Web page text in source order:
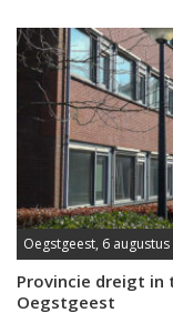
Oegstgeest, 6
Provincie dreigt in
Oegstgeest